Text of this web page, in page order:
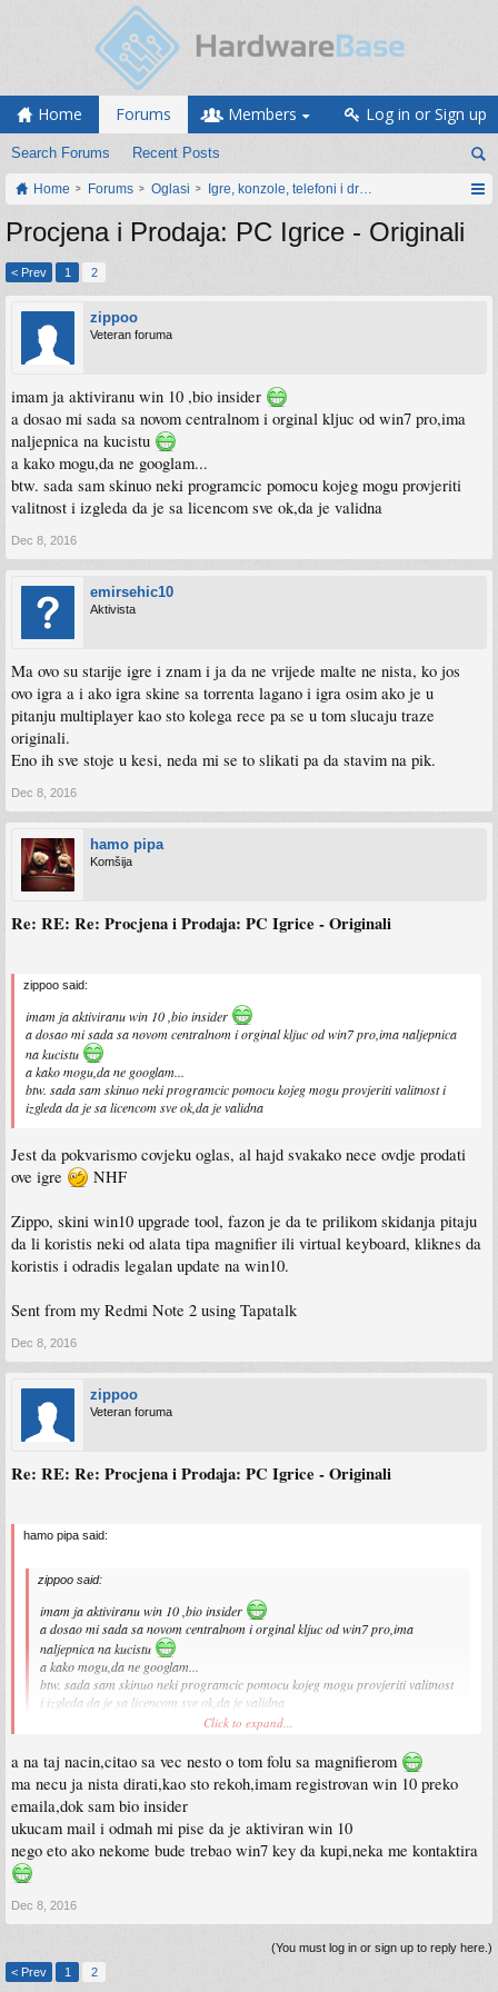
Home Forums
Search Forums Recent Posts
Members Log in or Sign up
Home Forums Oglasi Igre, konzole, telefoni i drugi gadgeti
Procjena i Prodaja: PC Igrice - Originali
< Prev 1 2
zippoo
Veteran foruma
imam ja aktiviranu win 10 ,bio insider
a dosao mi sada sa novom centralnom i orginal kljuc od win7 pro,ima
naljepnica na kucistu
a kako mogu,da ne googlam...
btw. sada sam skinuo neki programcic pomocu kojeg mogu provjeriti
valitnost i izgleda da je sa licencom sve ok,da je validna
Dec 8, 2016
emirsehic10
Aktivista
Ma ovo su starije igre i znam i ja da ne vrijede malte ne nista, ko jos
ovo igra a i ako igra skine sa torrenta lagano i igra osim ako je u
pitanju multiplayer kao sto kolega rece pa se u tom slucaju traze
originali.
Eno ih sve stoje u kesi, neda mi se to slikati pa da stavim na pik.
Dec 8, 2016
hamo pipa
Komšija
Re: RE: Re: Procjena i Prodaja: PC Igrice - Originali
zippoo said:
imam ja aktiviranu win 10 ,bio insider
a dosao mi sada sa novom centralnom i orginal kljuc od win7 pro,ima naljepnica
na kucistu
a kako mogu,da ne googlam...
btw. sada sam skinuo neki programcic pomocu kojeg mogu provjeriti valitnost i
izgleda da je sa licencom sve ok,da je validna
Jest da pokvarismo covjeku oglas, al hajd svakako nece ovdje prodati
ove igre
NHF
Zippo, skini win10 upgrade tool, fazon je da te prilikom skidanja pitaju
da li koristis neki od alata tipa magnifier ili virtual keyboard, kliknes da
koristis i odradis legalan update na win10.
Sent from my Redmi Note 2 using Tapatalk
Dec 8, 2016
zippoo
Veteran foruma
Re: RE: Re: Procjena i Prodaja: PC Igrice - Originali
hamo pipa said:
zippoo said:
imam ja aktiviranu win 10 ,bio insider
a dosao mi sada sa novom centralnom i orginal kljuc od win7 pro,ima
naljepnica na kucistu
a kako mogu,da ne googlam...
btw. sada sam skinuo neki programcic pomocu kojeg mogu provjeriti valitnost
i izgleda da je sa licencom sve ok,da je validna
NHF
Zippo, skini win10 upgrade tool, fazon je da te prilikom skidanja pitaju da li koristis
neki od alata tipa magnifier ili virtual keyboard, kliknes da koristis i odradis legalan
update na win10.
Sent from my Redmi Note 2 using Tapatalk
Click to expand...
a na taj nacin,citao sa vec nesto o tom folu sa magnifierom
ma necu ja nista dirati,kao sto rekoh,imam registrovan win 10 preko
emaila,dok sam bio insider
ukucam mail i odmah mi pise da je aktiviran win 10
nego eto ako nekome bude trebao win7 key da kupi,neka me kontaktira
Dec 8, 2016
(You must log in or sign up to reply here.)
< Prev
1 2